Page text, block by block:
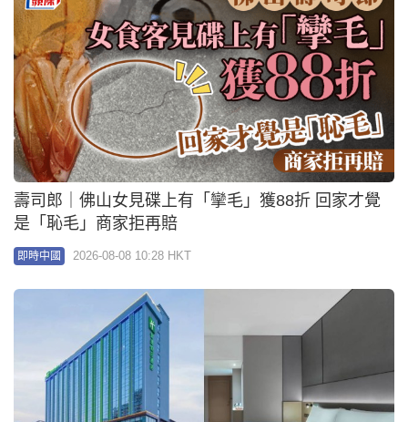
壽司郎｜佛山女見碟上有「攣毛」獲88折 回家才覺
是「恥毛」商家拒再賠
即時中國 2026-08-08 10:28 HKT